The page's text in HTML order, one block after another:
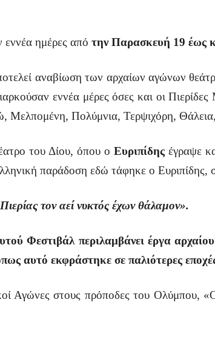
ημέρες από την Παρασκευή 19 έως
των αρχαίων αγώνων θεάτρου
εννέα μέρες όσες και οι
Πολύμνια, Τερψιχόρη,
του Δίου, όπου ο Ευριπίδης έγραψε
παράδοση εδώ τάφηκε ο Ευριπίδης,
τον αεί νυκτός έχων θάλαμον».
Φεστιβάλ περιλαμβάνει έργα
αυτό εκφράστηκε σε παλιότερες
στους πρόποδες του Ολύμπου,